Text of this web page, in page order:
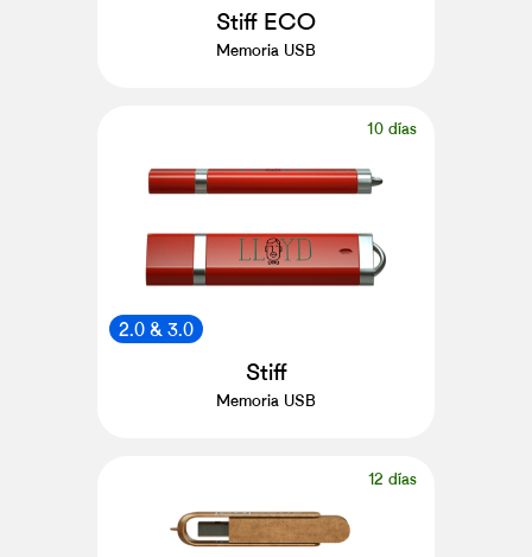
Stiff ECO
Memoria USB
10 días
2.0 & 3.0
Stiff
Memoria USB
12 días